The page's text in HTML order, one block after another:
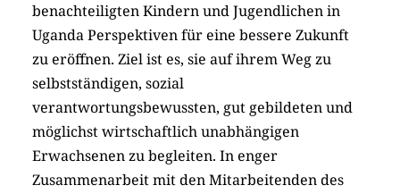
benachteiligten Kindern und Jugendlichen in
Uganda Perspektiven für eine bessere Zukunft
zu eröffnen. Ziel ist es, sie auf ihrem Weg zu
selbstständigen, sozial
verantwortungsbewussten, gut gebildeten und
möglichst wirtschaftlich unabhängigen
Erwachsenen zu begleiten. In enger
Zusammenarbeit mit den Mitarbeitenden des